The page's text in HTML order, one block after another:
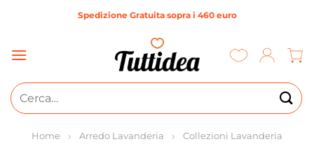
Spedizione Gratuita sopra i 460 euro
Cerca:
Home Arredo Lavanderia
Collezioni Lavanderia